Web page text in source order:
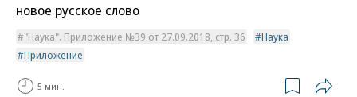
новое русское слово
"Наука". Приложение №39 от 27.09.2018, стр. 36
Наука
Приложение
5 мин.